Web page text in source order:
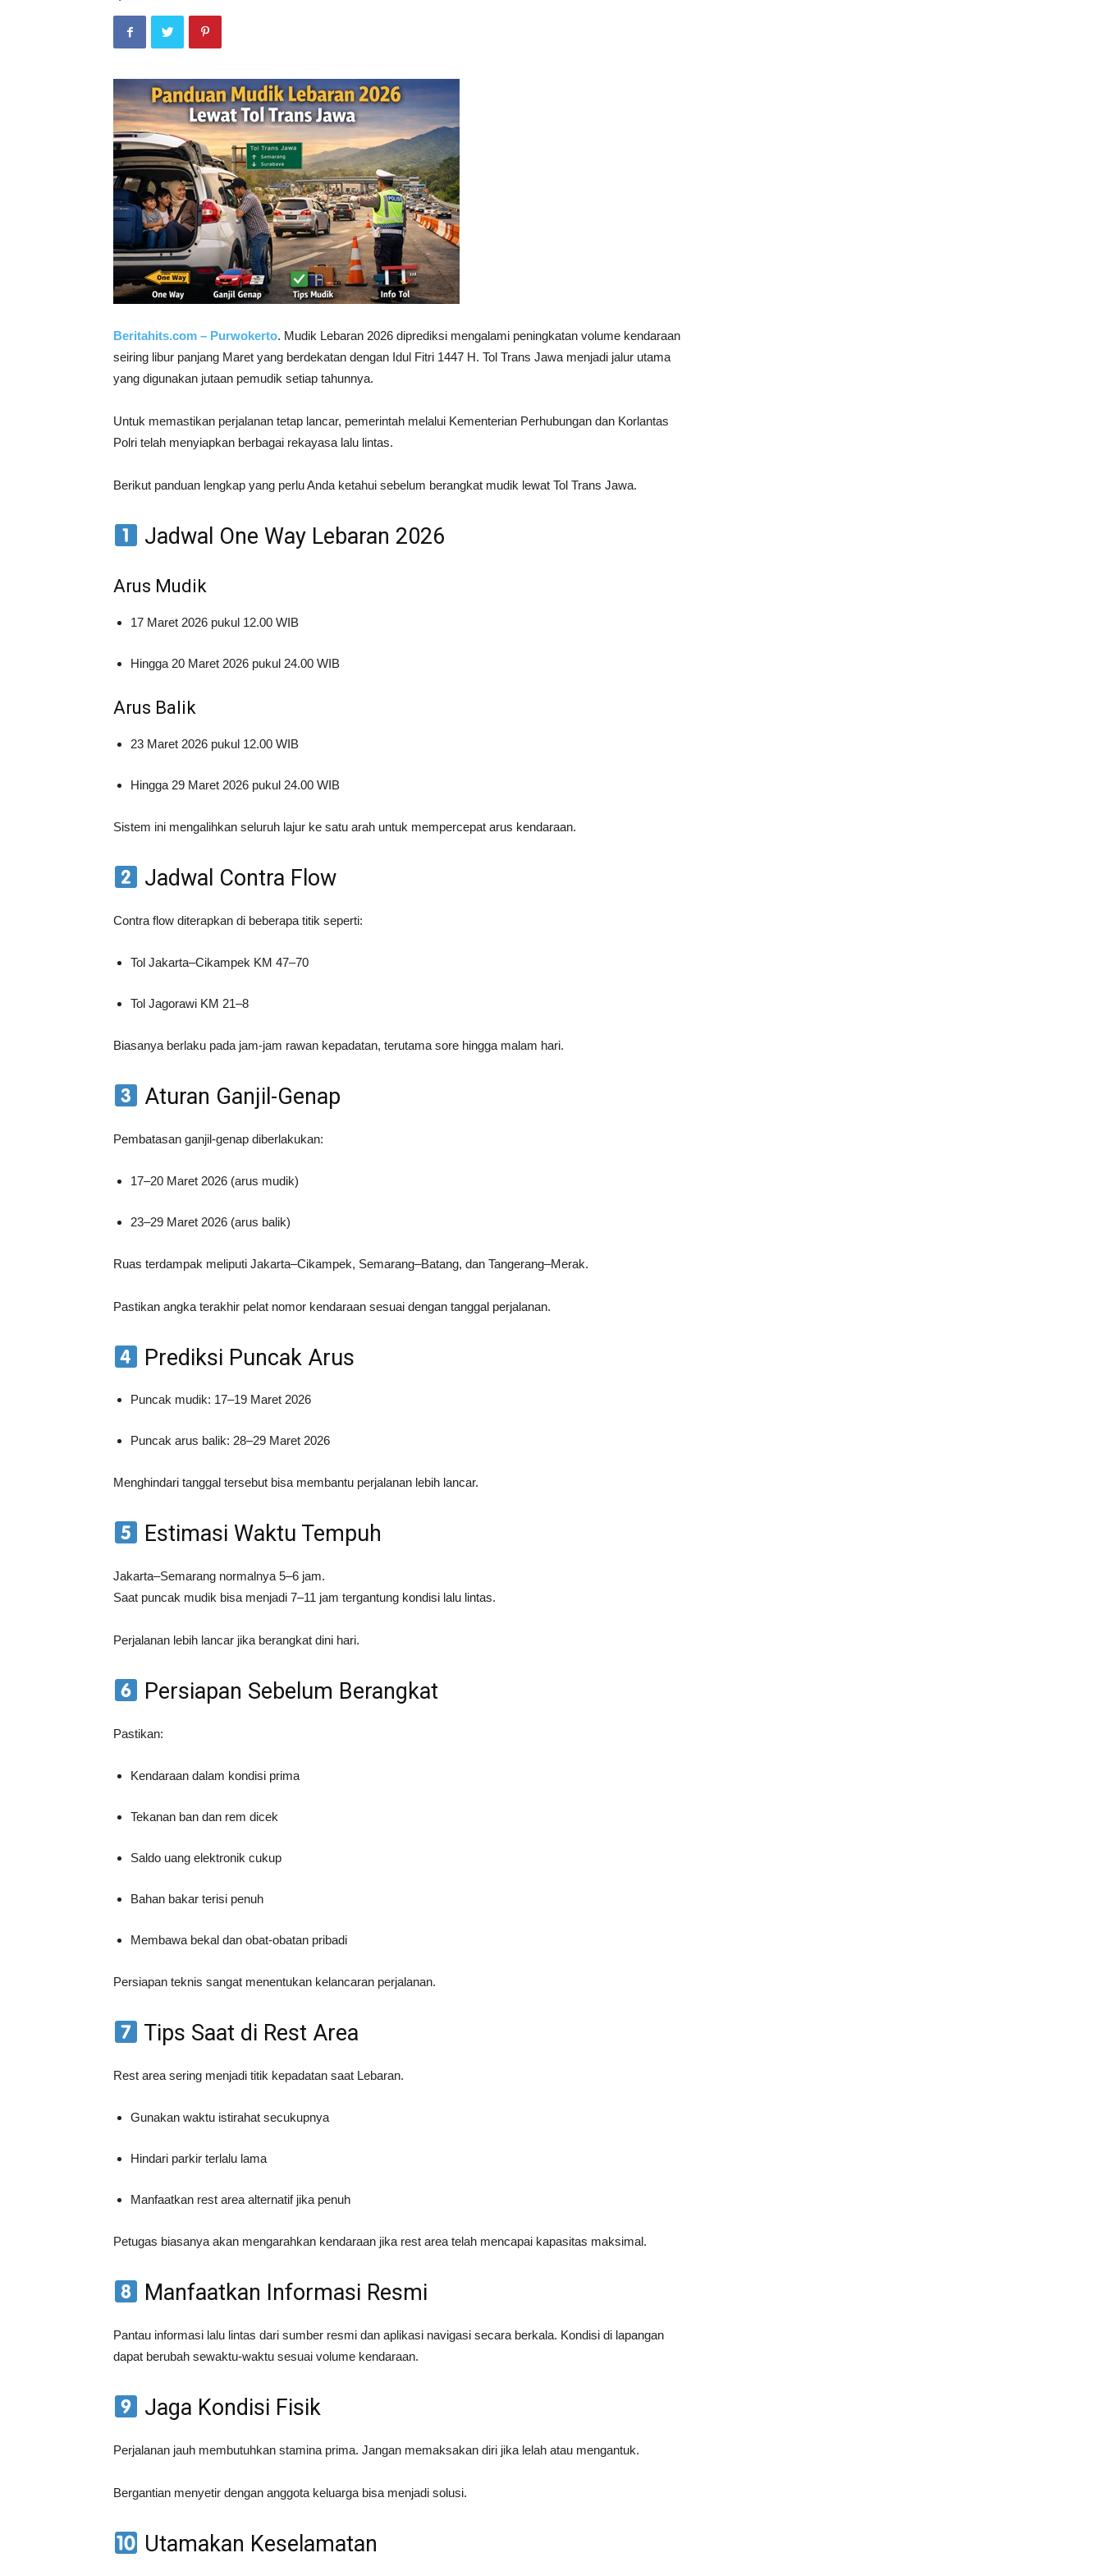
Beritahits.com – Purwokerto. Mudik Lebaran 2026 diprediksi mengalami peningkatan volume kendaraan
seiring libur panjang Maret yang berdekatan dengan Idul Fitri 1447 H. Tol Trans Jawa menjadi jalur utama
yang digunakan jutaan pemudik setiap tahunnya.
Untuk memastikan perjalanan tetap lancar, pemerintah melalui Kementerian Perhubungan dan Korlantas
Polri telah menyiapkan berbagai rekayasa lalu lintas.
Berikut panduan lengkap yang perlu Anda ketahui sebelum berangkat mudik lewat Tol Trans Jawa.
Jadwal One Way Lebaran 2026
Arus Mudik
17 Maret 2026 pukul 12.00 WIB
Hingga 20 Maret 2026 pukul 24.00 WIB
Arus Balik
23 Maret 2026 pukul 12.00 WIB
Hingga 29 Maret 2026 pukul 24.00 WIB
Sistem ini mengalihkan seluruh lajur ke satu arah untuk mempercepat arus kendaraan.
Jadwal Contra Flow
Contra flow diterapkan di beberapa titik seperti:
Tol Jakarta–Cikampek KM 47–70
Tol Jagorawi KM 21–8
Biasanya berlaku pada jam-jam rawan kepadatan, terutama sore hingga malam hari.
Aturan Ganjil-Genap
Pembatasan ganjil-genap diberlakukan:
17–20 Maret 2026 (arus mudik)
23–29 Maret 2026 (arus balik)
Ruas terdampak meliputi Jakarta–Cikampek, Semarang–Batang, dan Tangerang–Merak.
Pastikan angka terakhir pelat nomor kendaraan sesuai dengan tanggal perjalanan.
Prediksi Puncak Arus
Puncak mudik: 17–19 Maret 2026
Puncak arus balik: 28–29 Maret 2026
Menghindari tanggal tersebut bisa membantu perjalanan lebih lancar.
Estimasi Waktu Tempuh
Jakarta–Semarang normalnya 5–6 jam.
Saat puncak mudik bisa menjadi 7–11 jam tergantung kondisi lalu lintas.
Perjalanan lebih lancar jika berangkat dini hari.
Persiapan Sebelum Berangkat
Pastikan:
Kendaraan dalam kondisi prima
Tekanan ban dan rem dicek
Saldo uang elektronik cukup
Bahan bakar terisi penuh
Membawa bekal dan obat-obatan pribadi
Persiapan teknis sangat menentukan kelancaran perjalanan.
Tips Saat di Rest Area
Rest area sering menjadi titik kepadatan saat Lebaran.
Gunakan waktu istirahat secukupnya
Hindari parkir terlalu lama
Manfaatkan rest area alternatif jika penuh
Petugas biasanya akan mengarahkan kendaraan jika rest area telah mencapai kapasitas maksimal.
Manfaatkan Informasi Resmi
Pantau informasi lalu lintas dari sumber resmi dan aplikasi navigasi secara berkala. Kondisi di lapangan
dapat berubah sewaktu-waktu sesuai volume kendaraan.
Jaga Kondisi Fisik
Perjalanan jauh membutuhkan stamina prima. Jangan memaksakan diri jika lelah atau mengantuk.
Bergantian menyetir dengan anggota keluarga bisa menjadi solusi.
Utamakan Keselamatan